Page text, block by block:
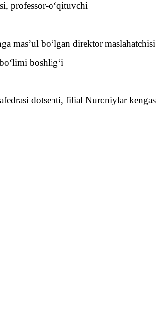
professor-o‘qituvchi
mas’ul bo‘lgan direktor maslahatchisi
boshlig‘i
dotsenti, filial Nuroniylar